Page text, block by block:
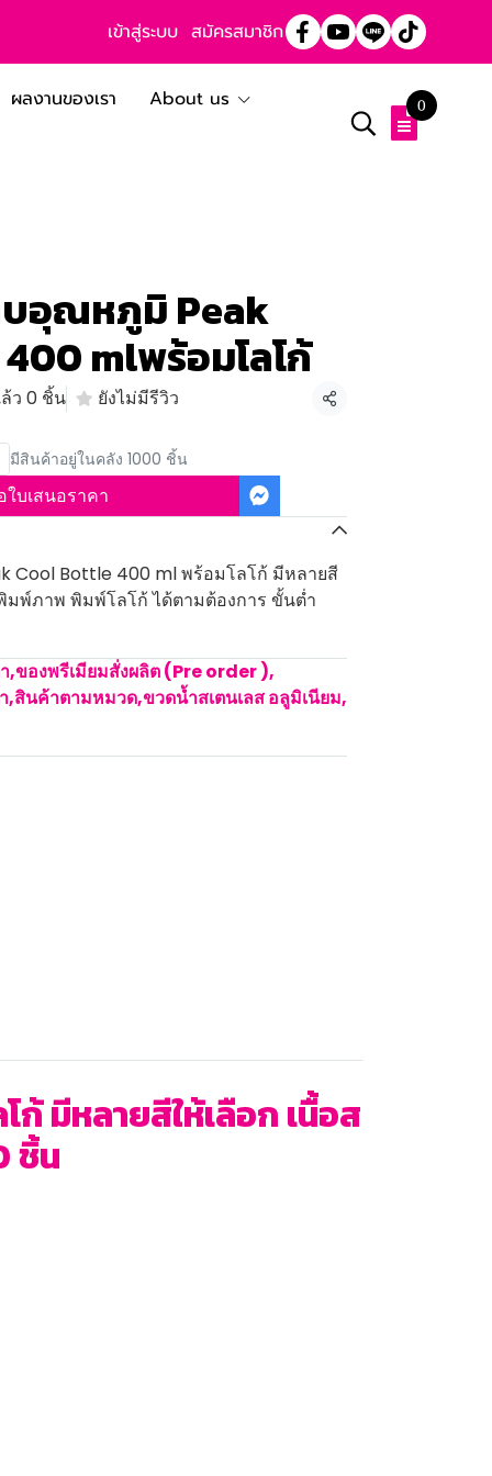
เข้าสู่ระบบ สมัครสมาชิก
ผลงานของเรา
About us
0
บอุณหภูมิ Peak
mlพร้อมโลโก้
ว 0 ชิ้น ยังไม่มีรีวิว
แชร์
มีสินค้าอยู่ในคลัง 1000 ชิ้น
ใบเสนอราคา
Cool Bottle 400 ml พร้อมโลโก้ มีหลายสี
มพ์ภาพ พิมพ์โลโก้ ได้ตามต้องการ ขั้นต่ำ
,ของพรีเมียมสั่งผลิต (Pre order ),
,สินค้าตามหมวด,ขวดน้ำสเตนเลส อลูมิเนียม,
มีหลายสีให้เลือก เนื้อส
ชิ้น